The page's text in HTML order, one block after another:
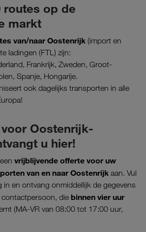
routes op de
markt
van/naar Oostenrijk (import en
ladingen (FTL) zijn:
Frankrijk, Zweden, Groot-
Spanje, Hongarije.
ook dagelijks transporten in alle
Oostenrijk-
u hier!
vrijblijvende offerte voor uw
van en naar Oostenrijk aan. Vul
in en ontvang onmiddellijk de gegevens
die binnen vier uur
(MA-VR van 08:00 tot 17:00 uur,